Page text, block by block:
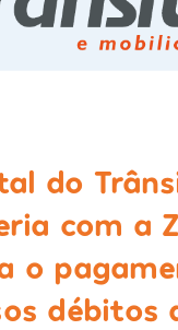
do
com a
o
débitos